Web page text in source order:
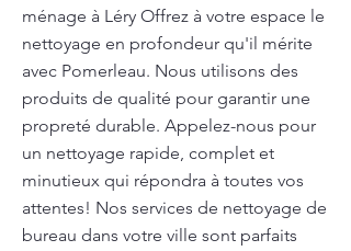
ménage à Léry Offrez à votre espace le
nettoyage en profondeur qu'il mérite
avec Pomerleau. Nous utilisons des
produits de qualité pour garantir une
propreté durable. Appelez-nous pour
un nettoyage rapide, complet et
minutieux qui répondra à toutes vos
attentes! Nos services de nettoyage de
bureau dans votre ville sont parfaits